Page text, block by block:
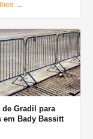
→
Gradil para
em Bady Bassitt